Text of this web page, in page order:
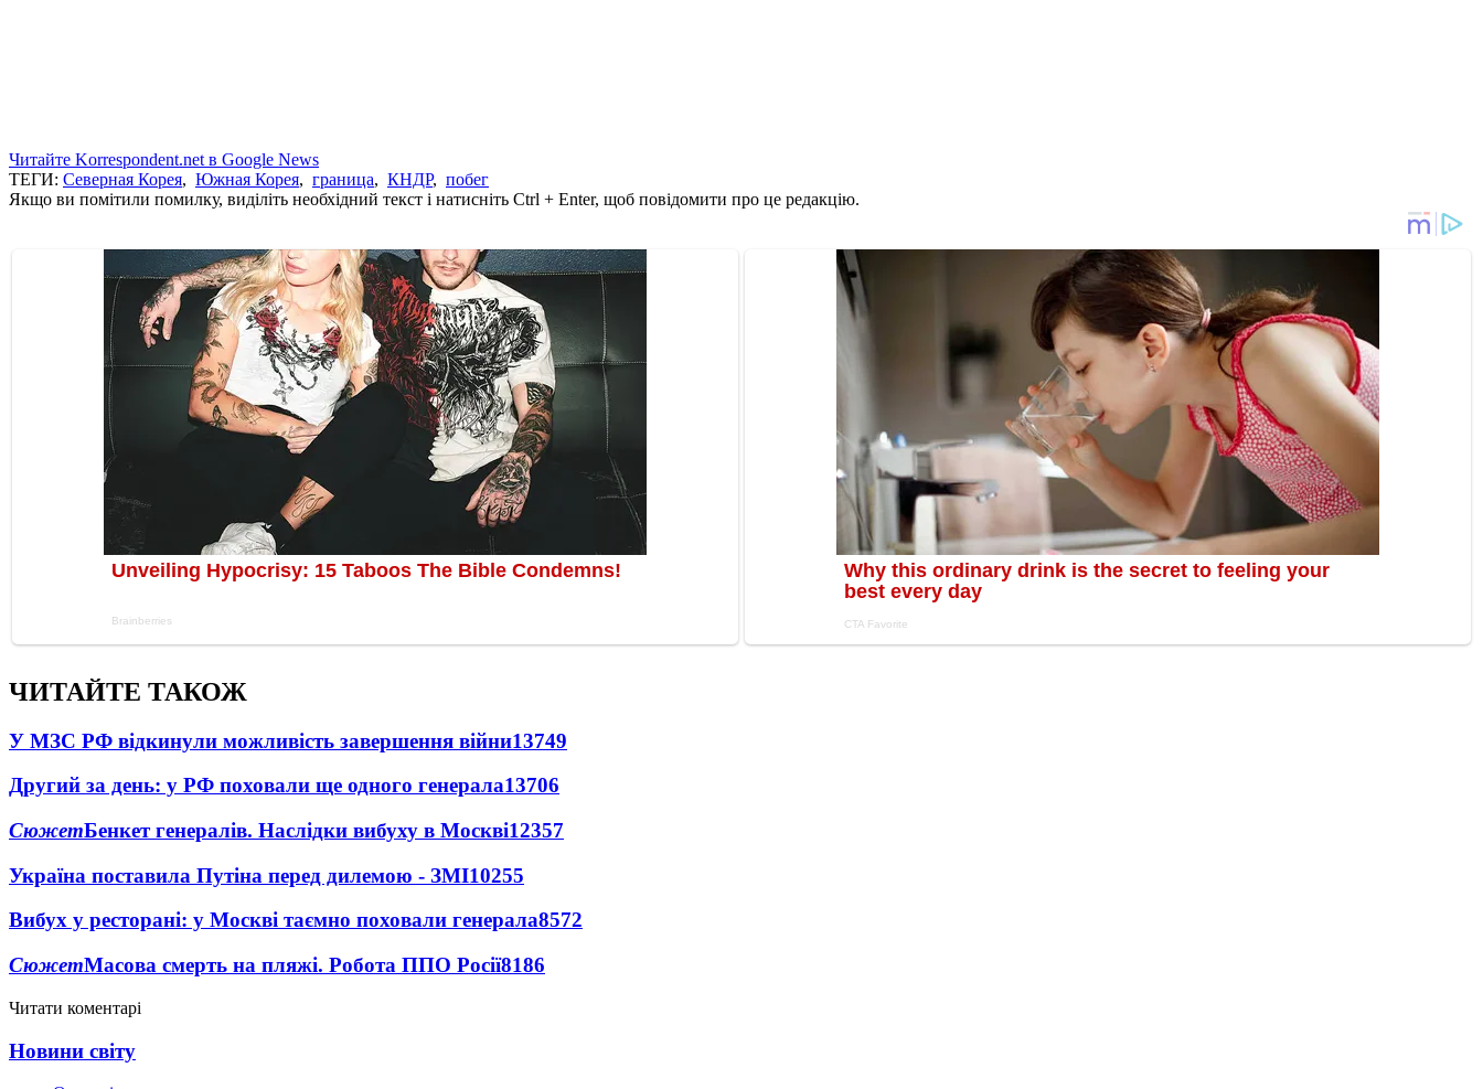
Читайте Korrespondent.net в Google News
ТЕГИ: Северная Корея, Южная Корея, граница, КНДР, побег
Якщо ви помітили помилку, виділіть необхідний текст і натисніть Ctrl + Enter, щоб повідомити про це редакцію.
ЧИТАЙТЕ ТАКОЖ
У МЗС РФ відкинули можливість завершення війни13749
Другий за день: у РФ поховали ще одного генерала13706
СюжетБенкет генералів. Наслідки вибуху в Москві12357
Україна поставила Путіна перед дилемою - ЗМІ10255
Вибух у ресторані: у Москві таємно поховали генерала8572
СюжетМасова смерть на пляжі. Робота ППО Росії8186
Читати коментарі
Новини світу